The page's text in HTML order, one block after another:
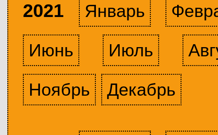
2021 Январь
Июнь
Июль
Ноябрь
Декабрь